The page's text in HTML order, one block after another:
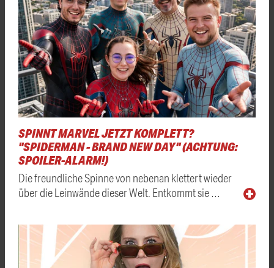
SPINNT MARVEL JETZT KOMPLETT?
"SPIDERMAN - BRAND NEW DAY" (ACHTUNG:
SPOILER-ALARM!)
Die freundliche Spinne von nebenan klettert wieder
über die Leinwände dieser Welt. Entkommt sie …